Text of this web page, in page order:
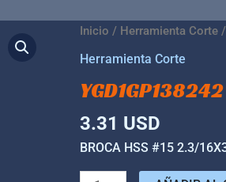
Inicio / Herramienta Corte
Herramienta Corte
YGD1GP138242
3.31 USD
BROCA HSS #15 2.3/
YGD1GP138242
cantidad